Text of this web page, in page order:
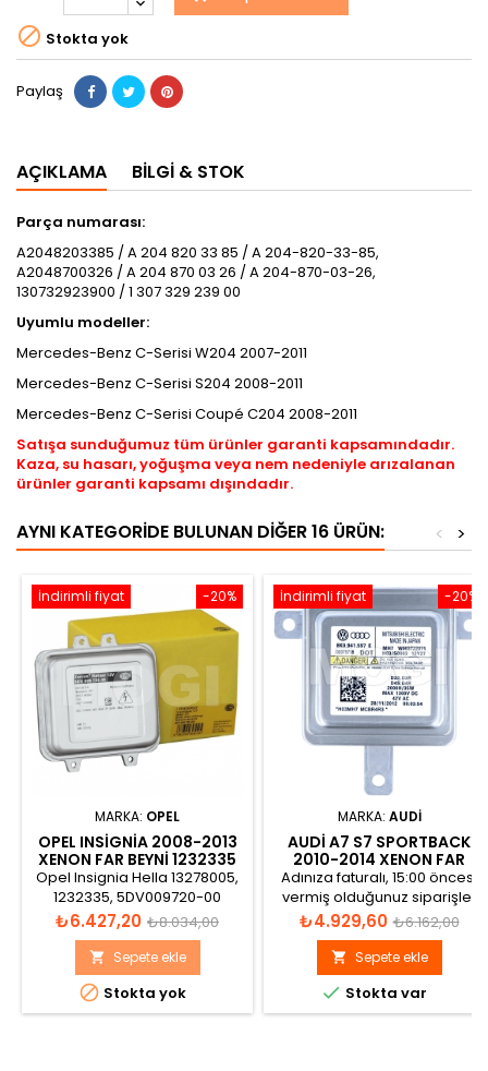
 Stokta yok
Paylaş
AÇIKLAMA BILGI & STOK
Parça numarası:
A2048203385 / A 204 820 33 85 / A 204-820-33-85,
A2048700326 / A 204 870 03 26 / A 204-870-03-26,
130732923900 / 1 307 329 239 00
Uyumlu modeller:
Mercedes-Benz C-Serisi W204 2007-2011
Mercedes-Benz C-Serisi S204 2008-2011
Mercedes-Benz C-Serisi Coupé C204 2008-2011
Satışa sunduğumuz tüm ürünler garanti kapsamındadır.
Kaza, su hasarı, yoğuşma veya nem nedeniyle arızalanan
ürünler garanti kapsamı dışındadır.
AYNI KATEGORIDE BULUNAN DIĞER 16 ÜRÜN: >
<
-20%
İndirimli fiyat
MARKA: OPEL
OPEL INSIGNIA 2008-2013
XENON FAR BEYNI 1232335
Opel Insignia Hella 13278005,
1232335, 5DV009720-00
Xenon Far Beyni Mogi Ballast
12V 5DV 009 720-00 Made in
Germany Revision AF D1S DOT
2000h DC 1100V/AC 85V/P
35W-Mat Al 99.5 HW 7 1 SW
CR7 6
Fiyat
₺6.427,20 Normal
fiyat
₺8.034,00
 Sepete ekle
 Stokta yok
-20%
İndirimli fiyat
MARKA: AUDI
AUDI A7 S7 SPORTBACK
2010-2014 XENON FAR
BEYNI 8K0941597E
Adınıza faturalı, 15:00 öncesi
vermiş olduğunuz siparişler
aynı gün gönderilir.
Fiyat
₺4.929,60 Normal
fiyat
₺6.162,00
 Sepete ekle
 Stokta var